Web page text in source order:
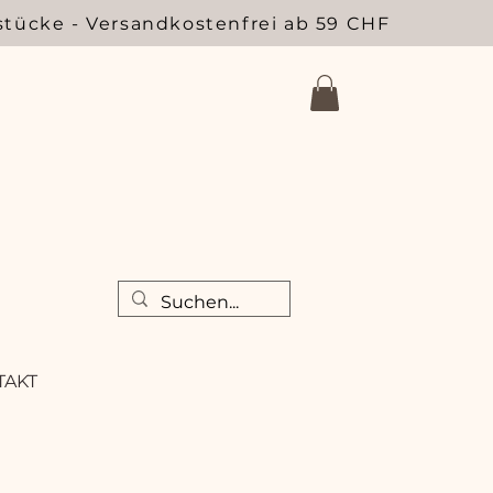
- Versandkostenfrei ab 59 CHF